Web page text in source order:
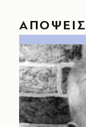
ΑΠΟΨΕΙΣ